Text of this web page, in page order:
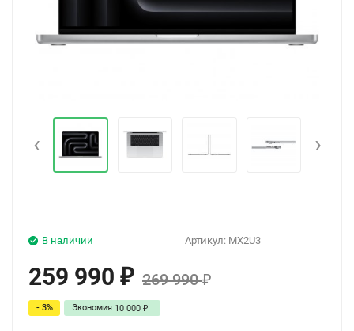
‹ ›
Артикул: MX2U3
В наличии
259 990 ₽ 269 990₽
- 3% Экономия 10 000 ₽